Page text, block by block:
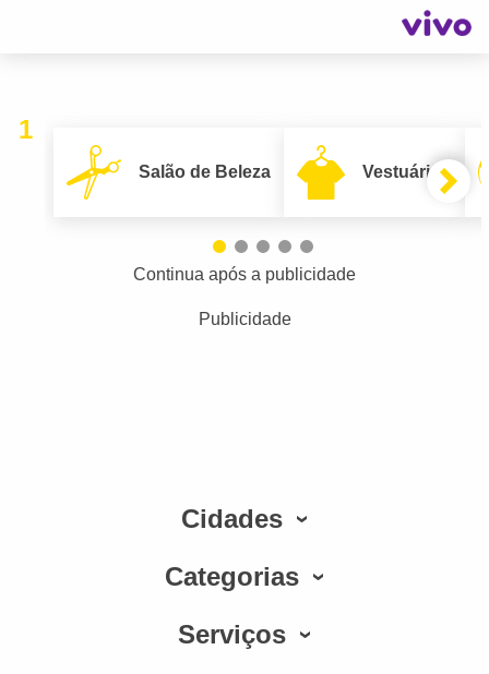
1
Salão de Beleza Vestuário
Continua após a publicidade
Publicidade
Cidades
Categorias
Serviços